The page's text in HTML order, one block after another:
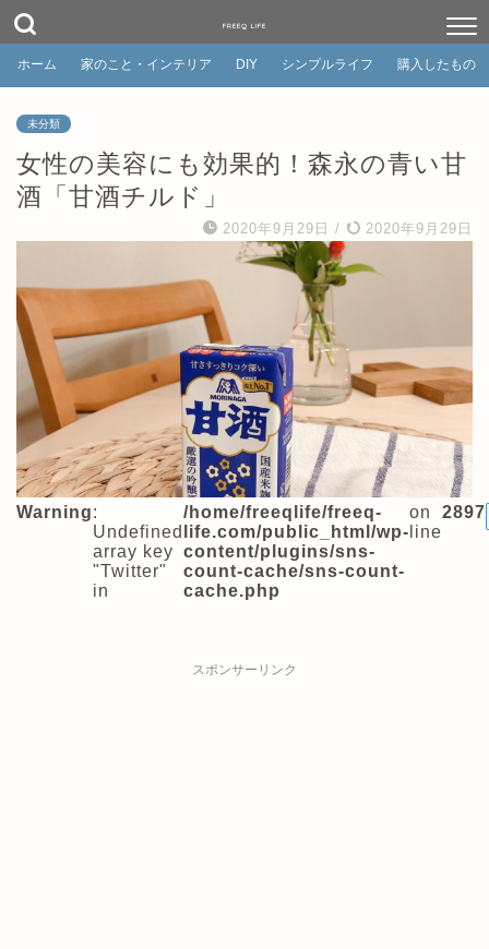
FREEQ LIFE
ホーム 家のこと・インテリア DIY シンプルライフ 購入したもの
未分類
女性の美容にも効果的！森永の青い甘
酒「甘酒チルド」
2020年9月29日 / 2020年9月29日
Warning:
Undefined
array key
"Twitter"
in
/home/freeqlife/freeq-
life.com/public_html/wp-
content/plugins/sns-
count-cache/sns-count-
cache.php
on
line
2897
スポンサーリンク